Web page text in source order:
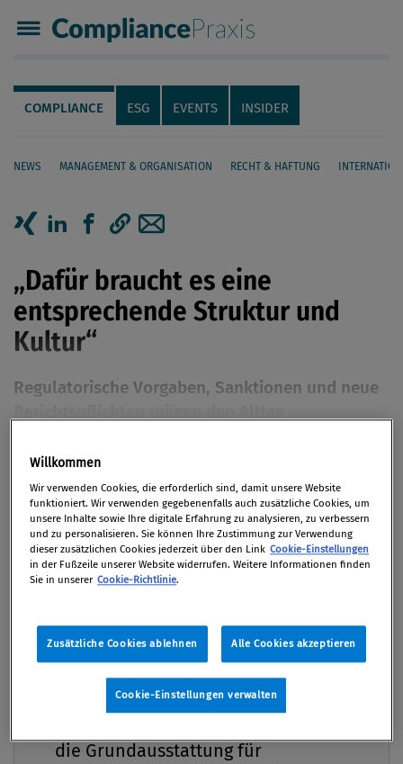
Compliance Praxis
Servicenavigation
Navigation
COMPLIANCE ESG EVENTS INSIDER
NEWS MANAGEMENT & ORGANISATION RECHT & HAFTUNG
Seiteninhalt
„Dafür braucht es eine
entsprechende Struktur und
Kultur“
Regulatorische Vorgaben, Sanktionen und neue
Fronius-CEO Elisabeth Engelbrechtsmüller-
Strauß schildert, wie die Industrie mit dieser
Dynamik umgeht, wo Grenzen liegen und was es
braucht, um trotz komplexer
Rahmenbedingungen wettbewerbsfähig zu
bleiben.
VonMag. Klaus Höfler
03. März 2026 / Erschienen in Compliance Praxis
Compliance Praxis: Wie geht es einem
Compliance Praxis Premium
die Grundausstattung für
Willkommen
Wir verwenden Cookies, die erforderlich sind, damit unsere Website
funktioniert. Wir verwenden gegebenenfalls auch zusätzliche Cookies, um
unsere Inhalte sowie Ihre digitale Erfahrung zu analysieren, zu verbessern
und zu personalisieren. Sie können Ihre Zustimmung zur Verwendung
dieser zusätzlichen Cookies jederzeit über den Link Cookie-Einstellungen
in der Fußzeile unserer Website widerrufen. Weitere Informationen finden
Sie in unserer Cookie-Richtlinie.
Zusätzliche Cookies ablehnen Alle Cookies akzeptieren
Cookie-Einstellungen verwalten